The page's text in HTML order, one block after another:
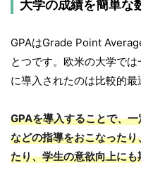
大学の成績を簡単な
GPAはGrade Point
とつです。欧米の大学で
に導入されたのは比較的最
GPAを導入することで、
などの指導をおこなった
たり、学生の意欲向上に